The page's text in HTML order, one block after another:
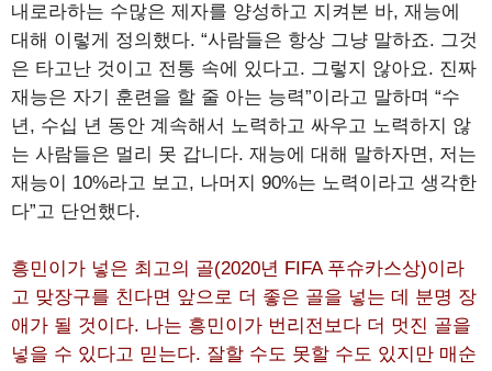
내로라하는 수많은 제자를 양성하고 지켜본 바, 재능에
대해 이렇게 정의했다. “사람들은 항상 그냥 말하죠. 그것
은 타고난 것이고 전통 속에 있다고. 그렇지 않아요. 진짜
재능은 자기 훈련을 할 줄 아는 능력”이라고 말하며 “수
년, 수십 년 동안 계속해서 노력하고 싸우고 노력하지 않
는 사람들은 멀리 못 갑니다. 재능에 대해 말하자면, 저는
재능이 10%라고 보고, 나머지 90%는 노력이라고 생각한
다”고 단언했다.
흥민이가 넣은 최고의 골(2020년 FIFA 푸슈카스상)이라
고 맞장구를 친다면 앞으로 더 좋은 골을 넣는 데 분명 장
애가 될 것이다. 나는 흥민이가 번리전보다 더 멋진 골을
넣을 수 있다고 믿는다. 잘할 수도 못할 수도 있지만 매순